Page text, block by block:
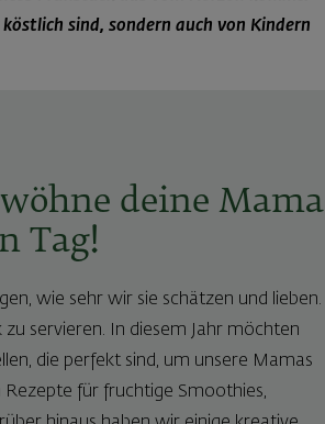
sind, sondern auch von Kindern
deine Mama
Tag!
wie sehr wir sie schätzen und lieben.
servieren. In diesem Jahr möchten
die perfekt sind, um unsere Mamas
für fruchtige Smoothies,